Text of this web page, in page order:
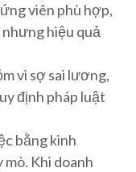
viên phù hợp,
hiệu quả
vì sợ sai lương,
định pháp luật
bằng kinh
Khi doanh